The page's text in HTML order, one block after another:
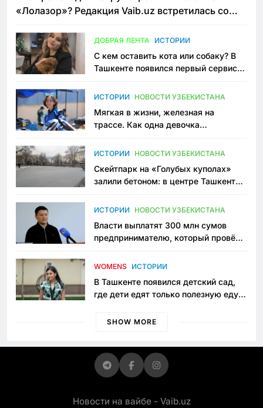
«Лолазор»? Редакция Vaib.uz встретилась со
ДОБРАЯ ЛЕНТА ИСТОРИИ
С кем оставить кота или собаку? В
Ташкенте появился первый сервис
ИСТОРИИ НОВОСТИ УЗБЕКИСТАНА
Мягкая в жизни, железная на
трассе. Как одна девочка
Узбекистане
ИСТОРИИ НОВОСТИ УЗБЕКИСТАНА
Скейтпарк на «Голубых куполах»
залили бетоном: в центре Ташкента
пространство
ИСТОРИИ НОВОСТИ УЗБЕКИСТАНА
Власти выплатят 300 млн сумов
предпринимателю, который провёл
приговору
WOMENS ИСТОРИИ
В Ташкенте появился детский сад,
где дети едят только полезную еду.
просить «кашу без сахара»
SHOW MORE
Новости на вайбе - Vaib.uz